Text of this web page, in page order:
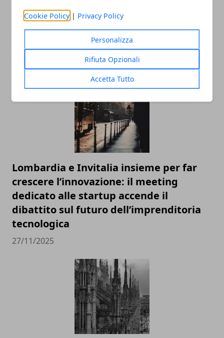
Cookie Policy | Privacy Policy
Personalizza
Rifiuta Opzionali
Accetta Tutto
Cremona esce dalle zone di
contenimento per la Peste Suina
Lombardia e Invitalia insieme per far
crescere l’innovazione: il meeting
dedicato alle startup accende il
dibattito sul futuro dell’imprenditoria
tecnologica
27/11/2025